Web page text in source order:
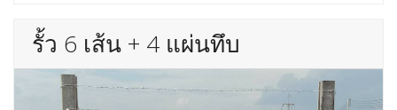
รั้ว 6 เส้น + 4 แผ่นทึบ